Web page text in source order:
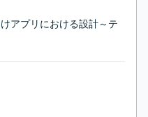
アプリにおける設計～テ